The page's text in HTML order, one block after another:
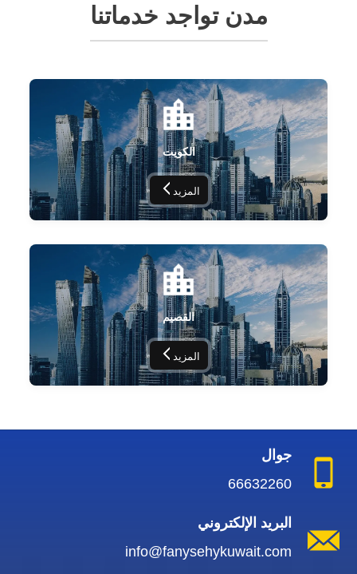
مدن تواجد خدماتنا
الكويت
المزيد
القصيم
المزيد
جوال
66632260
البريد الإلكتروني
info@fanysehykuwait.com